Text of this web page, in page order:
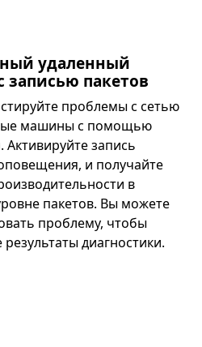
удаленный
записью пакетов
проблемы с сетью
машины с помощью
запись
и получайте
в
пакетов. Вы можете
проблему, чтобы
диагностики.